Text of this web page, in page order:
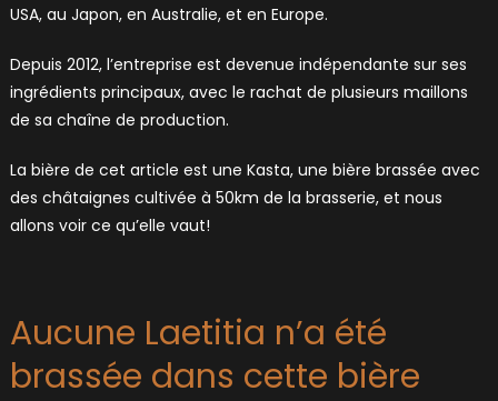
USA, au Japon, en Australie, et en Europe.
Depuis 2012, l’entreprise est devenue indépendante sur ses
ingrédients principaux, avec le rachat de plusieurs maillons
de sa chaîne de production.
La bière de cet article est une Kasta, une bière brassée avec
des châtaignes cultivée à 50km de la brasserie, et nous
allons voir ce qu’elle vaut!
Aucune Laetitia n’a été
brassée dans cette bière